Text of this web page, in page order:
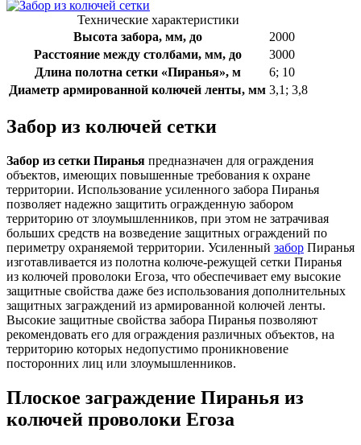
Технические характеристики
Высота забора, мм, до
2000
Расстояние между столбами, мм, до
3000
Длина полотна сетки «Пиранья», м
6; 10
Диаметр армированной колючей ленты, мм 3,1; 3,8
Забор из колючей сетки
Забор из сетки Пиранья предназначен для ограждения
объектов, имеющих повышенные требования к охране
территории. Использование усиленного забора Пиранья
позволяет надежно защитить огражденную забором
территорию от злоумышленников, при этом не затрачивая
больших средств на возведение защитных ограждений по
периметру охраняемой территории. Усиленный забор Пиранья
изготавливается из полотна колюче-режущей сетки Пиранья
из колючей проволоки Егоза, что обеспечивает ему высокие
защитные свойства даже без использования дополнительных
защитных заграждений из армированной колючей ленты.
Высокие защитные свойства забора Пиранья позволяют
рекомендовать его для ограждения различных объектов, на
территорию которых недопустимо проникновение
посторонних лиц или злоумышленников.
Плоское заграждение Пиранья из
колючей проволоки Егоза